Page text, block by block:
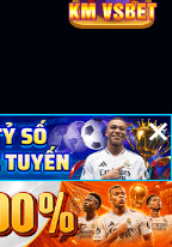
×
×
×